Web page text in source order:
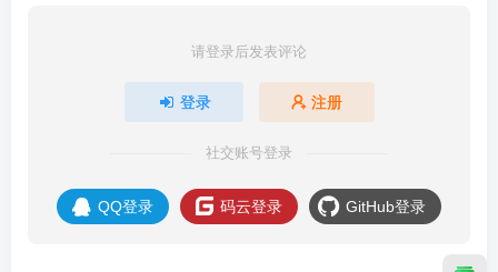
请登录后发表评论
登录 注册
社交账号登录
QQ登录 码云登录 GitHub登录